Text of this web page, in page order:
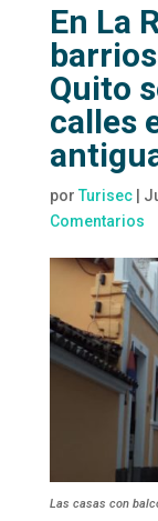
En La
Quito
calles
por Turisec|
Comentarios
Las casas con